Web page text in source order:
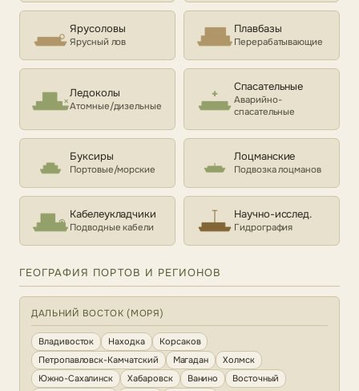
Ярусоловы
Ярусный лов
Плавбазы
Перерабатывающие
Ледоколы
Атомные/дизельные
Спасательные
Аварийно-
спасательные
Буксиры
Портовые/морские
Лоцманские
Подвозка лоцманов
Кабелеукладчики
Подводные кабели
Научно-исслед.
Гидрография
ГЕОГРАФИЯ ПОРТОВ И РЕГИОНОВ
ДАЛЬНИЙ ВОСТОК (МОРЯ)
Владивосток Находка
Корсаков
Петропавловск-Камчатский
Магадан
Холмск
Южно-Сахалинск
Хабаровск Ванино Восточный